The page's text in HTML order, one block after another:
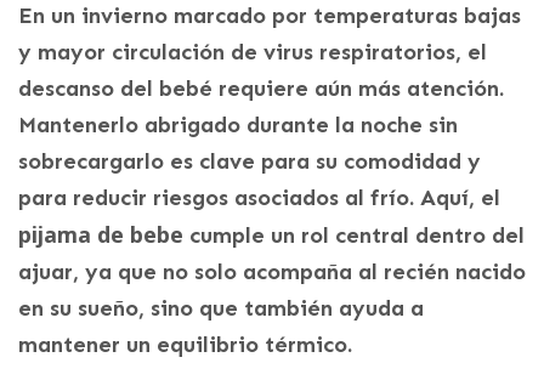
En un invierno marcado por temperaturas bajas
y mayor circulación de virus respiratorios, el
descanso del bebé requiere aún más atención.
Mantenerlo abrigado durante la noche sin
sobrecargarlo es clave para su comodidad y
para reducir riesgos asociados al frío. Aquí, el
pijama de bebe cumple un rol central dentro del
ajuar, ya que no solo acompaña al recién nacido
en su sueño, sino que también ayuda a
mantener un equilibrio térmico.